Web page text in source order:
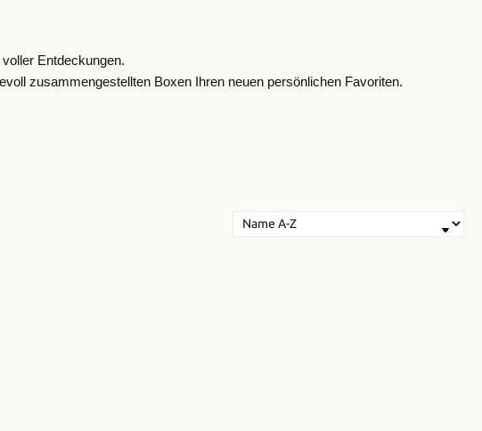
Entdeckungen.
zusammengestellten Boxen Ihren neuen persönlichen Favoriten.